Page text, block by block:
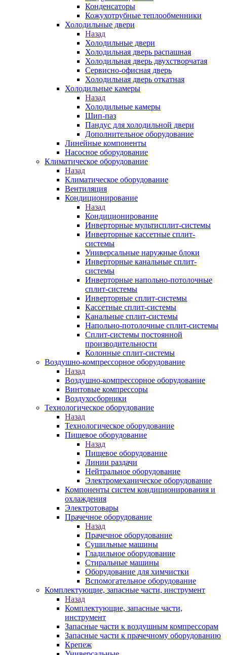
Конденсаторы
Кожухотрубные теплообменники
Холодильные двери
Назад
Холодильные двери
Холодильная дверь распашная
Холодильная дверь двухстворчатая
Сервисно-офисная дверь
Холодильная дверь откатная
Холодильные камеры
Назад
Холодильные камеры
Шип-паз
Пандус для холодильной двери
Дополнительное оборудование
Линейные компоненты
Насосное оборудование
Климатическое оборудование
Назад
Климатическое оборудование
Вентиляция
Кондиционирование
Назад
Кондиционирование
Инверторные мультисплит-системы
Инверторные кассетные сплит-
системы
Универсальные наружные блоки
Инверторные канальные сплит-
системы
Инверторные напольно-потолочные
сплит-системы
Инверторные сплит-системы
Кассетные сплит-системы
Канальные сплит-системы
Напольно-потолочные сплит-системы
Сплит-системы постоянной
производительности
Колонные сплит-системы
Воздушно-компрессорное оборудование
Назад
Воздушно-компрессорное оборудование
Винтовые компрессоры
Воздухосборники
Технологическое оборудование
Назад
Технологическое оборудование
Пищевое оборудование
Назад
Пищевое оборудование
Линии раздачи
Нейтральное оборудование
Электромеханическое оборудование
Компоненты систем кондиционирования и
охлаждения
Электротовары
Прачечное оборудование
Назад
Прачечное оборудование
Сушильные машины
Гладильное оборудование
Стиральные машины
Оборудование для химчистки
Вспомогательное оборудование
Комплектующие, запасные части, инструмент
Назад
Комплектующие, запасные части,
инструмент
Запасные части к воздушным компрессорам
Запасные части к прачечному оборудованию
Крепеж